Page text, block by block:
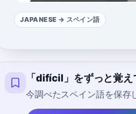
JAPANESE → スペイン語
「difícil」をずっと覚え
今調べたスペイン語を保存